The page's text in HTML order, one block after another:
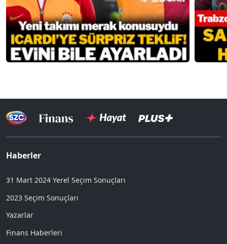
Haberler
31 Mart 2024 Yerel Seçim Sonuçları
2023 Seçim Sonuçları
Yazarlar
Finans Haberleri